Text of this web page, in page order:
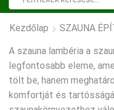
Kezdőlap SZAUNA
A szauna lambéria a
legfontosabb eleme,
tölt be, hanem
komfortját és